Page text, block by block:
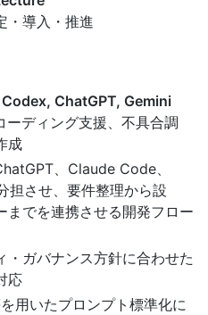
・導入・推進
ChatGPT, Gemini
ーディング支援、不具合調
成
、Claude Code、
担させ、要件整理から設
までを連携させる開発フロー
・ガバナンス方針に合わせた
応
用いたプロンプト標準化に